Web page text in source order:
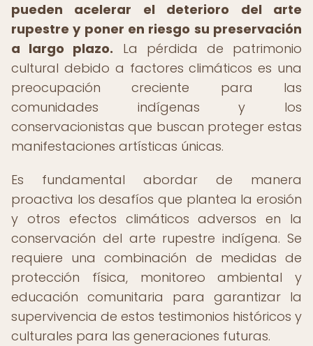
pueden acelerar el deterioro del arte
rupestre y poner en riesgo su preservación
a largo plazo. La pérdida de patrimonio
cultural debido a factores climáticos es una
preocupación creciente para las
comunidades indígenas y los
conservacionistas que buscan proteger estas
manifestaciones artísticas únicas.
Es fundamental abordar de manera
proactiva los desafíos que plantea la erosión
y otros efectos climáticos adversos en la
conservación del arte rupestre indígena. Se
requiere una combinación de medidas de
protección física, monitoreo ambiental y
educación comunitaria para garantizar la
supervivencia de estos testimonios históricos y
culturales para las generaciones futuras.